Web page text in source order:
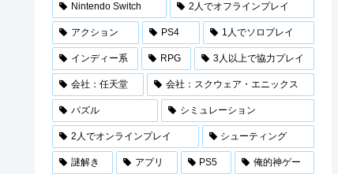
Nintendo Switch 2人でオフラインプレイ
アクション PS4 1人でソロプレイ
インディー系 RPG 3人以上で協力プレイ
会社：任天堂 会社：スクウェア・エニックス
パズル シミュレーション
2人でオンラインプレイ シューティング
謎解き アプリ PS5 俺的神ゲー